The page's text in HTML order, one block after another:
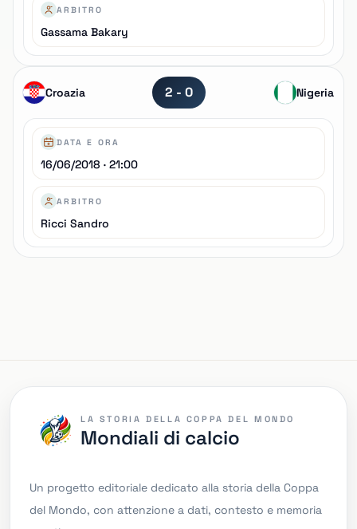
ARBITRO
Gassama Bakary
Croazia 2 - 0 Nigeria
DATA E ORA
16/06/2018 · 21:00
ARBITRO
Ricci Sandro
LA STORIA DELLA COPPA DEL MONDO
Mondiali di calcio
Un progetto editoriale dedicato alla storia della Coppa
del Mondo, con attenzione a dati, contesto e memoria